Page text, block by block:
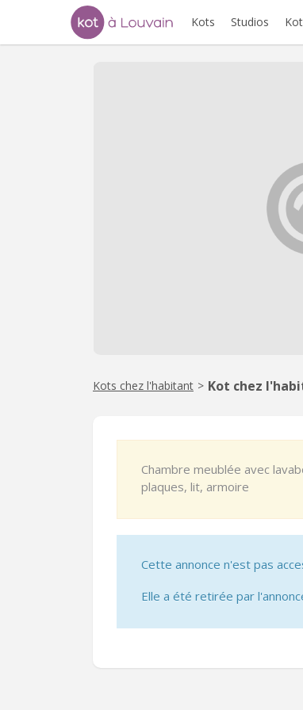
Kots Studios
Kots chez l'habitant > Kot chez
Chambre meublée avec
plaques, lit, armoire
Cette annonce n'est pas
Elle a été retirée par